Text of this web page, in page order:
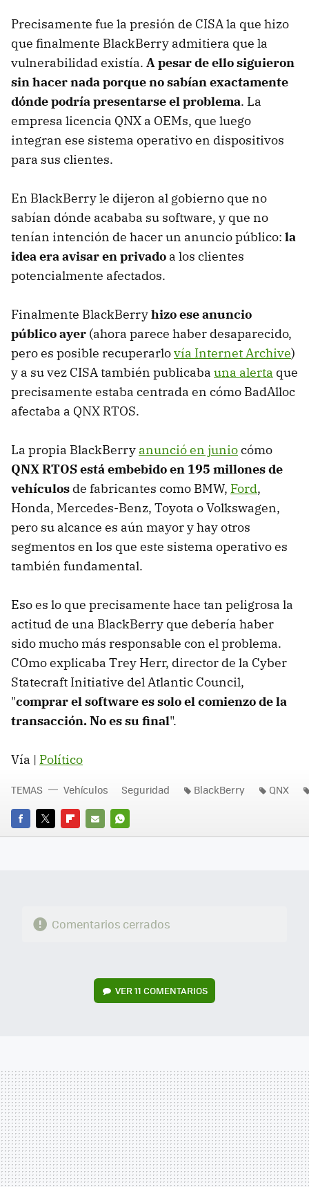
Precisamente fue la presión de CISA la que hizo
que finalmente BlackBerry admitiera que la
vulnerabilidad existía. A pesar de ello siguieron
sin hacer nada porque no sabían exactamente
dónde podría presentarse el problema. La
empresa licencia QNX a OEMs, que luego
integran ese sistema operativo en dispositivos
para sus clientes.
En BlackBerry le dijeron al gobierno que no
sabían dónde acababa su software, y que no
tenían intención de hacer un anuncio público: la
idea era avisar en privado a los clientes
potencialmente afectados.
Finalmente BlackBerryhizo ese anuncio
público ayer (ahora parece haber desaparecido,
pero es posible recuperarlovía Internet Archive)
y a su vez CISA también publicaba una alerta que
precisamente estaba centrada en cómo BadAlloc
afectaba a QNX RTOS.
La propia BlackBerry anunció en juniocómo
QNX RTOS está embebido en 195 millones de
vehículos de fabricantes como BMW, Ford,
Honda, Mercedes-Benz, Toyota o Volkswagen,
pero su alcance es aún mayor y hay otros
segmentos en los que este sistema operativo es
también fundamental.
Eso es lo que precisamente hace tan peligrosa la
actitud de una BlackBerry que debería haber
sido mucho más responsable con el problema.
COmo explicaba Trey Herr, director de la Cyber
Statecraft Initiative del Atlantic Council,
"comprar el software es solo el comienzo de la
transacción. No es su final".
Vía | Político
FACEBOOK
TWITTERFLIPBOARD
E-
WHATSAPP
TEMAS Vehículos Seguridad BlackBerry QNX
Comentarios cerrados
VER11 COMENTARIOS